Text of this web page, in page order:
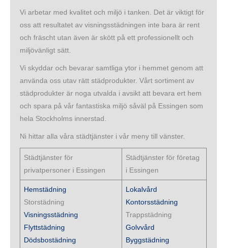
Vi arbetar med kvalitet och miljö i tanken. Det är viktigt för
oss att resultatet av visningsstädningen inte bara är rent
och fräscht utan även är skött på ett professionellt och
miljövänligt sätt.
Vi skyddar och bevarar samtliga ytor i hemmet genom att
använda oss utav rätt städprodukter. Vårt sortiment av
städprodukter är noga utvalda i avsikt att bevara ert hem
och spara på vår fantastiska miljö såväl på Essingen som
hela Stockholms innerstad.
Ni hittar alla våra städtjänster i vår meny till vänster.
Städtjänster för
privatpersoner i Essingen
Städtjänster för företag
i Essingen
Hemstädning
Storstädning
Visningsstädning
Flyttstädning
Dödsbostädning
Lokalvård
Kontorsstädning
Trappstädning
Golvvård
Byggstädning